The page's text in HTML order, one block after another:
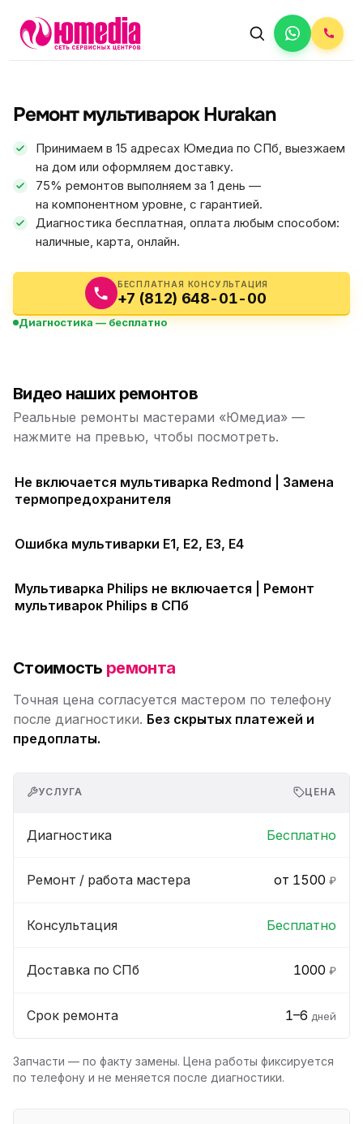
Ремонт мультиварок Hurakan
Принимаем в 15 адресах Юмедиа по СПб, выезжаем
на дом или оформляем доставку.
75% ремонтов выполняем за 1 день —
на компонентном уровне, с гарантией.
Диагностика бесплатная, оплата любым способом:
наличные, карта, онлайн.
БЕСПЛАТНАЯ КОНСУЛЬТАЦИЯ
+7 (812) 648-01-00
Диагностика — бесплатно
ФИКС ЦЕНА
АВТОРИЗОВАННЫЙ СЕРВИС
Видео наших ремонтов
Реальные ремонты мастерами «Юмедиа» —
нажмите на превью, чтобы посмотреть.
Не включается мультиварка Redmond | Замена
термопредохранителя
Ошибка мультиварки E1, E2, E3, E4
Мультиварка Philips не включается | Ремонт
мультиварок Philips в СПб
Стоимость ремонта
Точная цена согласуется мастером по телефону
после диагностики. Без скрытых платежей и
предоплаты.
УСЛУГА ЦЕНА
Диагностика Бесплатно
Ремонт / работа мастера от 1500 ₽
Консультация Бесплатно
Доставка по СПб 1000 ₽
Срок ремонта 1–6 дней
Запчасти — по факту замены. Цена работы фиксируется
по телефону и не меняется после диагностики.